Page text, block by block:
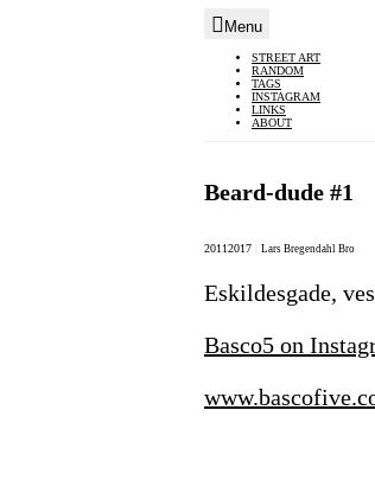
Skip
content
Menu
STREET ART
RANDOM
TAGS
INSTAGRAM
LINKS
ABOUT
Beard-dude #1
20112017 Lars Bregendahl Bro
Eskildesgade,
Basco5 on